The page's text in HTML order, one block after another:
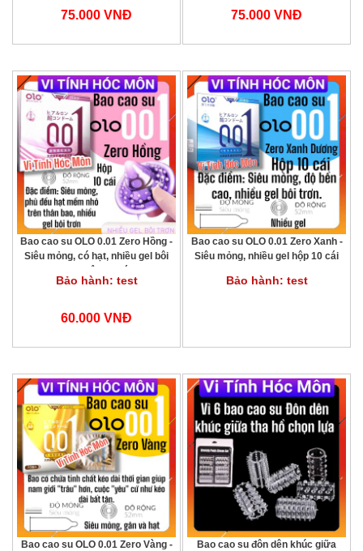
Chơi Tình Yêu Hóc Môn
75.000 VNĐ
Đồ chơi tình dục an toàn
75.000 VNĐ
Bao cao su OLO 0.01 Zero Hồng -
Siêu mỏng, có hạt, nhiều gel bôi
trơn hộp 10 cái
Bảo hành: test
60.000 VNĐ
Bao cao su OLO 0.01 Zero Xanh -
Siêu mỏng, nhiều gel hộp 10 cái
Bảo hành: test
Bao cao su OLO 0.01 Zero Vàng -
Bao cao su đôn dên khúc giữa